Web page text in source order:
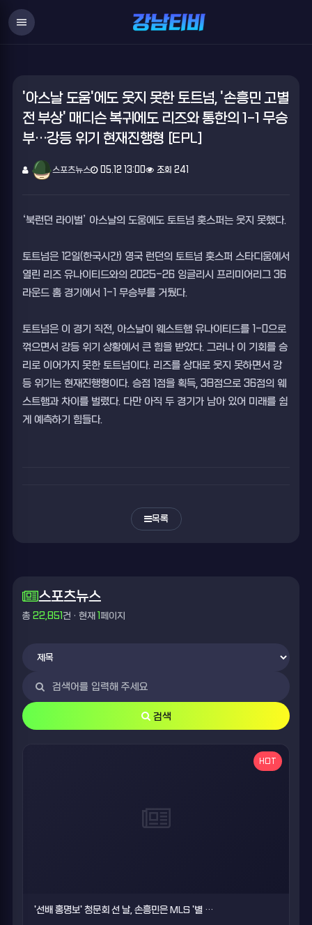
menu
'아스날 도움'에도 웃지 못한 토트넘, '손흥민 고별
전 부상' 매디슨 복귀에도 리즈와 통한의 1-1 무승
부…강등 위기 현재진행형 [EPL]
스포츠뉴스 05.12 13:00 조회 241
‘북런던 라이벌’ 아스날의 도움에도 토트넘 홋스퍼는 웃지 못했다.
토트넘은 12일(한국시간) 영국 런던의 토트넘 홋스퍼 스타디움에서
열린 리즈 유나이티드와의 2025-26 잉글리시 프리미어리그 36
라운드 홈 경기에서 1-1 무승부를 거뒀다.
토트넘은 이 경기 직전, 아스날이 웨스트햄 유나이티드를 1-0으로
꺾으면서 강등 위기 상황에서 큰 힘을 받았다. 그러나 이 기회를 승
리로 이어가지 못한 토트넘이다. 리즈를 상대로 웃지 못하면서 강
등 위기는 현재진행형이다. 승점 1점을 획득, 38점으로 36점의 웨
스트햄과 차이를 벌렸다. 다만 아직 두 경기가 남아 있어 미래를 쉽
게 예측하기 힘들다.
목록
스포츠뉴스
총 22,851건 · 현재 1 페이지
검색
HOT
'선배 홍명보' 청문회 선 날, 손흥민은 MLS '별 …